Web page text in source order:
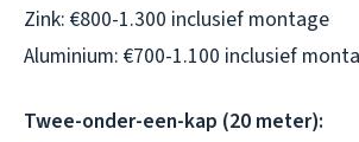
Zink: €800-1.300 inclusief montage
Aluminium: €700-1.100 inclusief
Twee-onder-een-kap (20 meter):